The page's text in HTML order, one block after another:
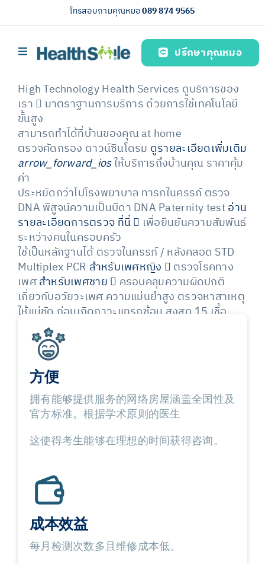
to
โทรสอบถามคุณหมอ089 874 9565
Toggle
บริการของเรา (Our services)
简体中文
ปรึกษาคุณหมอ
High TechnologyHealth Services ดูบริการของ
เรา
มาตราฐานการบริการ ด้วยการใช้เทคโนโลยี
ขั้นสูง
สามารถทำได้ที่บ้านของคุณat home
ตรวจคัดกรอง ดาวน์ซินโดรม ดูรายละเอียดเพิ่มเติม
arrow_forward_iosให้บริการถึงบ้านคุณ ราคาคุ้ม
ค่า
ประหยัดกว่าไปโรงพยาบาล ทารกในครรภ์ตรวจ
DNA พิสูจน์ความเป็นบิดา DNA Paternity testอ่าน
รายละเอียดการตรวจ ที่นี่
เพื่อยืนยันความสัมพันธ์
ระหว่างคนในครอบครัว
ใช้เป็นหลักฐานได้ตรวจในครรภ์ / หลังคลอด STD
Multiplex PCR สำหรับเพศหญิง
ตรวจโรคทาง
เพศสำหรับเพศชาย
ครอบคลุมความผิดปกติ
เกี่ยวกับอวัยวะเพศ ความแม่นยำสูง ตรวจหาสาเหตุ
ให้แน่ชัด ก่อนเกิดภาวะแทรกซ้อน สูงสุด 15 เชื้อ
方便
拥有能够提供服务的网络房屋涵盖全国性及
官方标准。根据学术原则的医生
这使得考生能够在理想的时间获得咨询。
成本效益
每月检测次数多且维修成本低。